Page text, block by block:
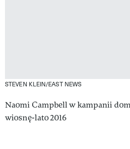
STEVEN KLEIN/EAST NEWS
Naomi Campbell w kampanii
wiosnę-lato 2016